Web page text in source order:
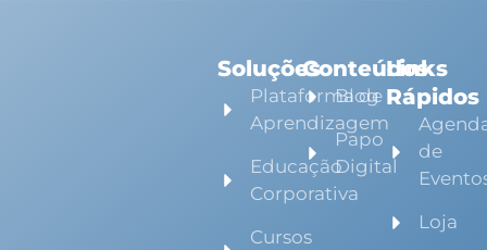
Soluções
Plataforma de
Aprendizagem
Educação
Corporativa
Cursos
Conteúdos
Blog
Papo
Digital
Links
Rápidos
de
Loja